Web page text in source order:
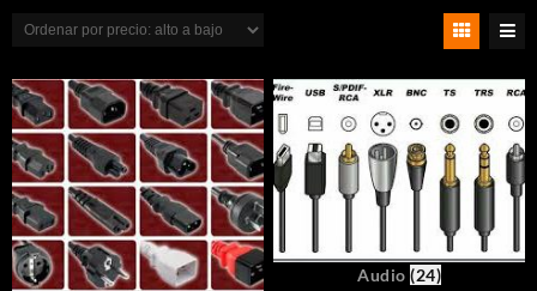
alto
Audio(24)